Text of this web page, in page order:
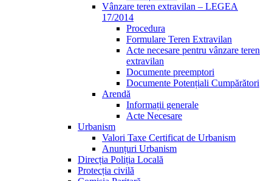
Vânzare teren extravilan – LEGEA
17/2014
Procedura
Formulare Teren Extravilan
Acte necesare pentru vânzare teren
extravilan
Documente preemptori
Documente Potențiali Cumpărători
Arendă
Informații generale
Acte Necesare
Urbanism
Valori Taxe Certificat de Urbanism
Anunțuri Urbanism
Direcția Poliția Locală
Protecția civilă